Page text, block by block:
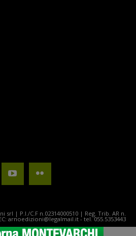
srl | P.I./C.F n.02314000510 | Reg. Trib. AR n.
arnoedizioni@legalmail.it - tel. 055.5353443